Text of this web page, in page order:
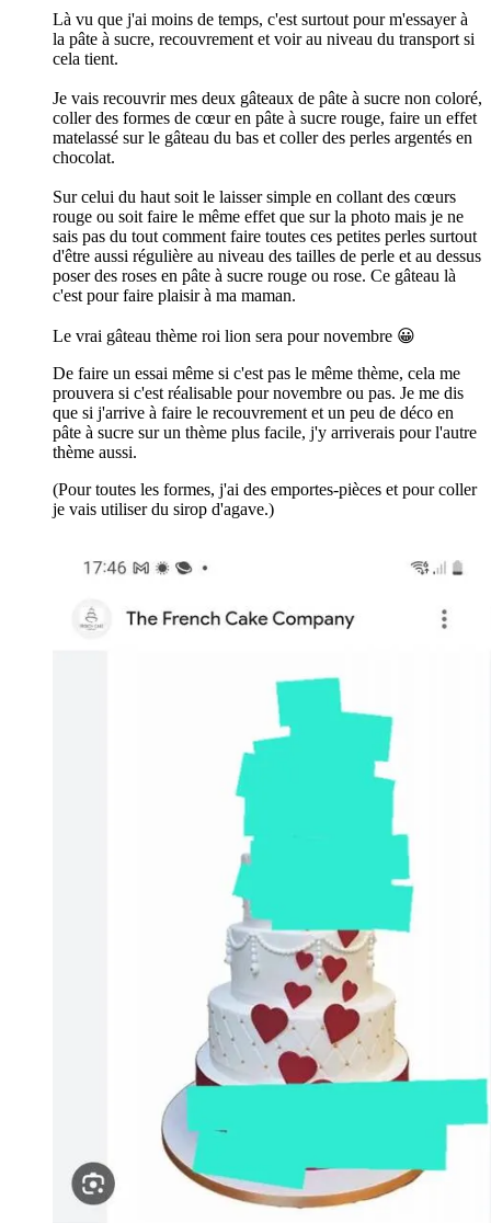
Là vu que j'ai moins de temps, c'est surtout pour m'essayer à
la pâte à sucre, recouvrement et voir au niveau du transport si
cela tient.
Je vais recouvrir mes deux gâteaux de pâte à sucre non coloré,
coller des formes de cœur en pâte à sucre rouge, faire un effet
matelassé sur le gâteau du bas et coller des perles argentés en
chocolat.
Sur celui du haut soit le laisser simple en collant des cœurs
rouge ou soit faire le même effet que sur la photo mais je ne
sais pas du tout comment faire toutes ces petites perles surtout
d'être aussi régulière au niveau des tailles de perle et au dessus
poser des roses en pâte à sucre rouge ou rose. Ce gâteau là
c'est pour faire plaisir à ma maman.
Le vrai gâteau thème roi lion sera pour novembre 😀
De faire un essai même si c'est pas le même thème, cela me
prouvera si c'est réalisable pour novembre ou pas. Je me dis
que si j'arrive à faire le recouvrement et un peu de déco en
pâte à sucre sur un thème plus facile, j'y arriverais pour l'autre
thème aussi.
(Pour toutes les formes, j'ai des emportes-pièces et pour coller
je vais utiliser du sirop d'agave.)